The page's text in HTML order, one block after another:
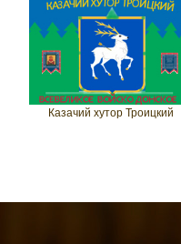
Казачий хутор Троицкий